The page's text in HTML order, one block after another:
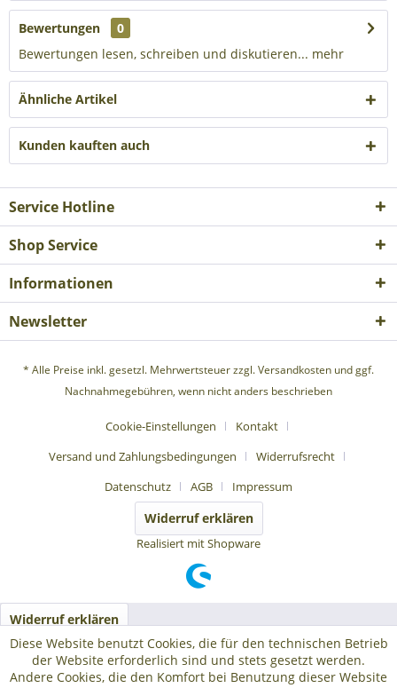
Bewertungen
0
Bewertungen lesen, schreiben und diskutieren... mehr
Ähnliche Artikel
Kunden kauften auch
Service Hotline
Shop Service
Informationen
Newsletter
* Alle Preise inkl. gesetzl. Mehrwertsteuer zzgl.Versandkosten und ggf.
Nachnahmegebühren, wenn nicht anders beschrieben
Cookie-Einstellungen
Kontakt
Versand und Zahlungsbedingungen
Widerrufsrecht
Datenschutz
AGB Impressum
Widerruf erklären
Realisiert mit Shopware
Diese Website benutzt Cookies, die für den technischen Betrieb
der Website erforderlich sind und stets gesetzt werden.
Andere Cookies, die den Komfort bei Benutzung dieser Website
Widerruf erklären